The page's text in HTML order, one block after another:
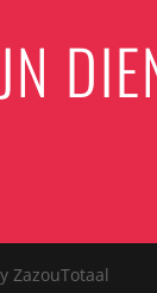
ZazouTotaal